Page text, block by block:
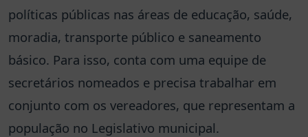
políticas públicas nas áreas de educação, saúde,
moradia, transporte público e saneamento
básico. Para isso, conta com uma equipe de
secretários nomeados e precisa trabalhar em
conjunto com os vereadores, que representam a
população no Legislativo municipal.